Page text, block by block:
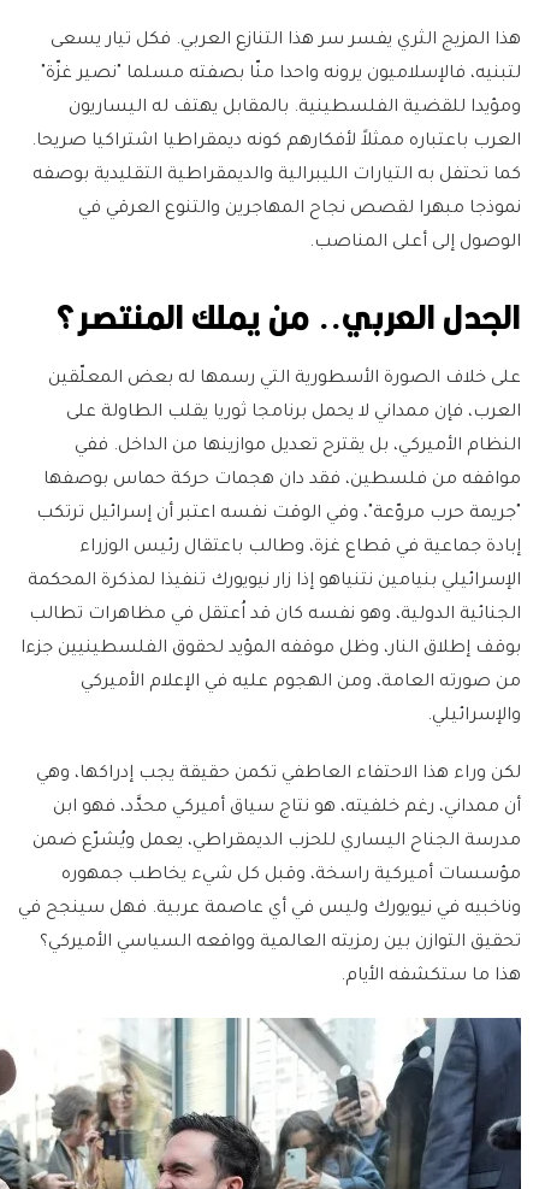
هذا المزيج الثري يفسر سر هذا التنازع العربي. فكل تيار يسعى
لتبنيه، فالإسلاميون يرونه واحدا منّا بصفته مسلما "نصير غزّة"
ومؤيدا للقضية الفلسطينية. بالمقابل يهتف له اليساريون
العرب باعتباره ممثلاً لأفكارهم كونه ديمقراطيا اشتراكيا صريحا.
كما تحتفل به التيارات الليبرالية والديمقراطية التقليدية بوصفه
نموذجا مبهرا لقصص نجاح المهاجرين والتنوع العرقي في
الوصول إلى أعلى المناصب.
الجدل العربي.. من يملك المنتصر؟
على خلاف الصورة الأسطورية التي رسمها له بعض المعلّقين
العرب، فإن ممداني لا يحمل برنامجا ثوريا يقلب الطاولة على
النظام الأميركي، بل يقترح تعديل موازينها من الداخل. ففي
مواقفه من فلسطين، فقد دان هجمات حركة حماس بوصفها
"جريمة حرب مروّعة"، وفي الوقت نفسه اعتبر أن إسرائيل ترتكب
إبادة جماعية في قطاع غزة، وطالب باعتقال رئيس الوزراء
الإسرائيلي بنيامين نتنياهو إذا زار نيويورك تنفيذا لمذكرة المحكمة
الجنائية الدولية، وهو نفسه كان قد اُعتقل في مظاهرات تطالب
بوقف إطلاق النار، وظل موقفه المؤيد لحقوق الفلسطينيين جزءا
من صورته العامة، ومن الهجوم عليه في الإعلام الأميركي
والإسرائيلي.
لكن وراء هذا الاحتفاء العاطفي تكمن حقيقة يجب إدراكها، وهي
أن ممداني، رغم خلفيته، هو نتاج سياق أميركي محدَّد، فهو ابن
مدرسة الجناح اليساري للحزب الديمقراطي، يعمل ويُشرّع ضمن
مؤسسات أميركية راسخة، وقبل كل شيء يخاطب جمهوره
وناخبيه في نيويورك وليس في أي عاصمة عربية. فهل سينجح في
تحقيق التوازن بين رمزيته العالمية وواقعه السياسي الأميركي؟
هذا ما ستكشفه الأيام.